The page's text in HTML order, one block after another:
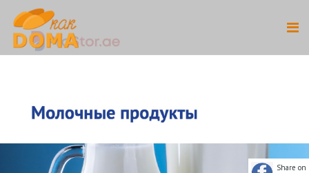
Share on